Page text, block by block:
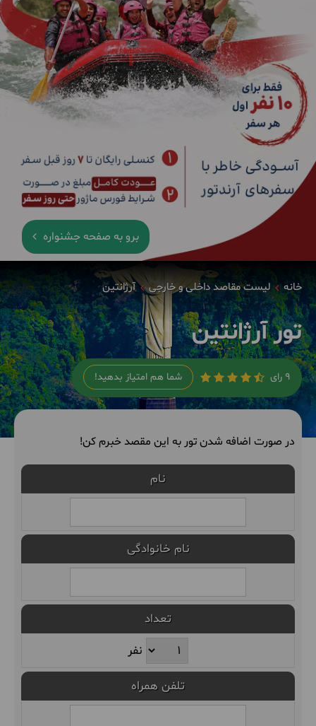
برو به صفحه جشنواره
خانه لیست مقاصد داخلی و خارجی آرژانتین
تور آرژانتین
9 رای شما هم امتیاز بدهید!
در صورت اضافه شدن تور به این مقصد خبرم کن!
نام
نام خانوادگی
تعداد
نفر
تلفن همراه